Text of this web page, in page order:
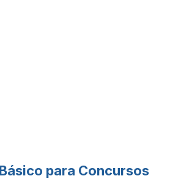
para Concursos